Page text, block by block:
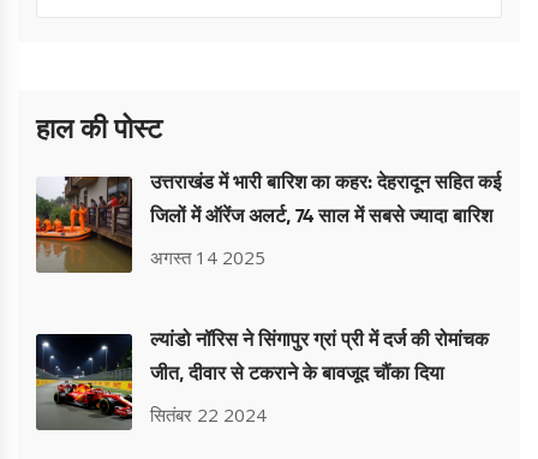
हाल की पोस्ट
उत्तराखंड में भारी बारिश का कहर: देहरादून सहित कई
जिलों में ऑरेंज अलर्ट, 74 साल में सबसे ज्यादा बारिश
अगस्त 14 2025
ल्यांडो नॉरिस ने सिंगापुर ग्रां प्री में दर्ज की रोमांचक
जीत, दीवार से टकराने के बावजूद चौंका दिया
सितंबर 22 2024